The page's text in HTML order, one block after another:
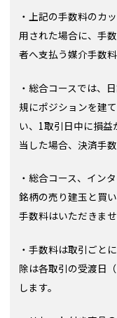
・上記の手数料のカ
用された場合に、手
者へ支払う媒介手数
・総合コースでは、
規にポジションを建
い、1取引日中に損
当した場合、決済手
・総合コース、イン
銘柄の売り建玉と買
手数料はいただきませ
・手数料は取引ごと
除は各取引の受渡日
します。